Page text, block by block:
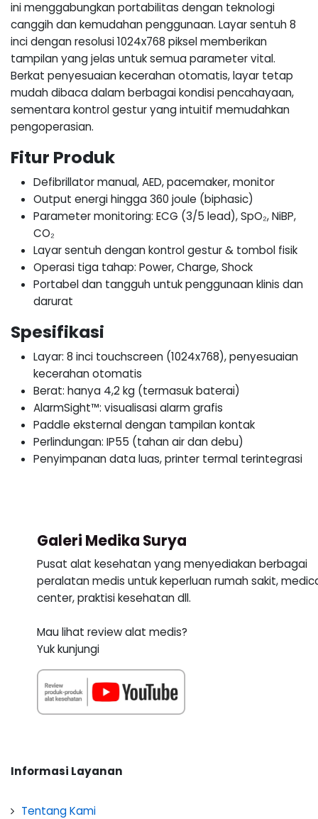
ini menggabungkan portabilitas dengan teknologi
canggih dan kemudahan penggunaan. Layar sentuh 8
inci dengan resolusi 1024x768 piksel memberikan
tampilan yang jelas untuk semua parameter vital.
Berkat penyesuaian kecerahan otomatis, layar tetap
mudah dibaca dalam berbagai kondisi pencahayaan,
sementara kontrol gestur yang intuitif memudahkan
pengoperasian.
Fitur Produk
Defibrillator manual, AED, pacemaker, monitor
Output energi hingga 360 joule (biphasic)
Parameter monitoring: ECG (3/5 lead), SpO₂, NiBP,
CO₂
Layar sentuh dengan kontrol gestur & tombol fisik
Operasi tiga tahap: Power, Charge, Shock
Portabel dan tangguh untuk penggunaan klinis dan
darurat
Spesifikasi
Layar: 8 inci touchscreen (1024x768), penyesuaian
kecerahan otomatis
Berat: hanya 4,2 kg (termasuk baterai)
AlarmSight™: visualisasi alarm grafis
Paddle eksternal dengan tampilan kontak
Perlindungan: IP55 (tahan air dan debu)
Penyimpanan data luas, printer termal terintegrasi
Galeri Medika Surya
Pusat alat kesehatan yang menyediakan berbagai
peralatan medis untuk keperluan rumah sakit,
center, praktisi kesehatan dll.
Mau lihat review alat medis?
Yuk kunjungi
Informasi Layanan
Tentang Kami